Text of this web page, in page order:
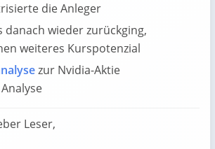
die Anleger
danach wieder zurückging,
weiteres Kurspotenzial
zur Nvidia-Aktie
Leser,